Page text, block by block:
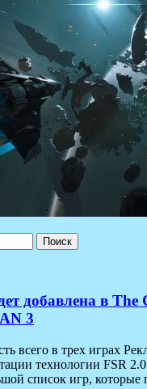
добавлена в The
3
всего в трех играх
технологии FSR
список игр, которые